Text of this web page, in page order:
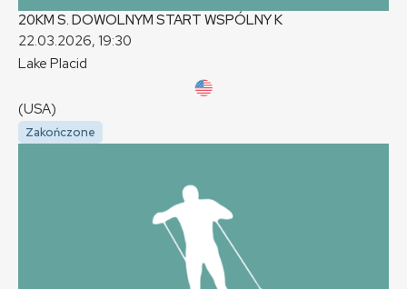
20KM S. DOWOLNYM START WSPÓLNYK
22.03.2026, 19:30
Lake Placid
(USA)
Zakończone